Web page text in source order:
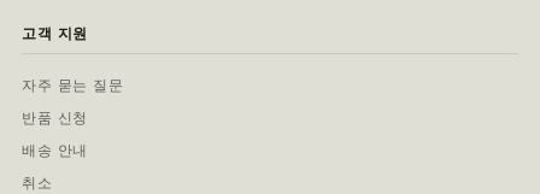
고객 지원
자주 묻는 질문
반품 신청
배송 안내
취소